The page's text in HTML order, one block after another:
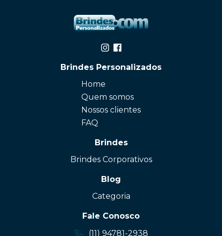
Brindes Personalizados
Home
Quem somos
Nossos clientes
FAQ
Brindes
Brindes Corporativos
Blog
Categoria
Fale Conosco
(11) 94781-2938